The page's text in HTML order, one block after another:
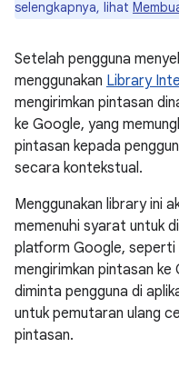
selengkapnya, lihat
Setelah pengguna
menggunakan Library
mengirimkan pintasan
ke Google, yang
pintasan kepada
secara kontekstual.
Menggunakan library ini
memenuhi syarat untuk
platform Google, seperti
mengirimkan pintasan
diminta pengguna di
untuk pemutaran ulang
pintasan.